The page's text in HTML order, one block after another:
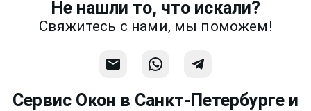
Связаться
Не нашли то, что искали?
Свяжитесь с нами, мы поможем!
Сервис Окон в Санкт-Петербурге и